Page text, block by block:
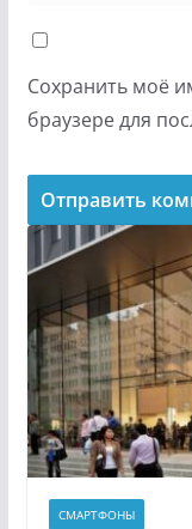
Сохранить моё
браузере для
СМАРТФОНЫ